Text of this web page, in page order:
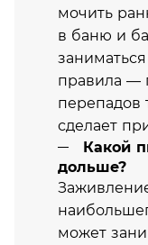
мочить
в баню и
правила —
перепадов
сделает
Какой
дольше?
может